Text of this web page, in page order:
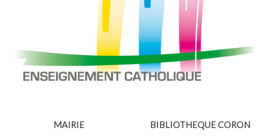
MAIRIE BIBLIOTHEQUE CORON